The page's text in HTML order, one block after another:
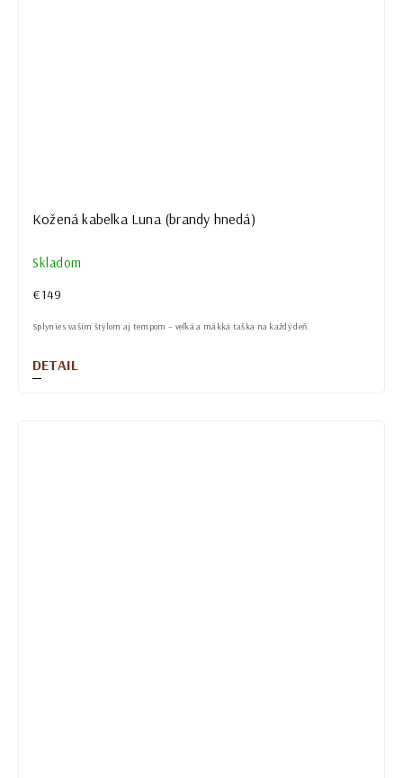
Kožená kabelka Luna (brandy hnedá)
Skladom
€149
DETAIL
Splynie s vaším štýlom aj tempom – veľká a mäkká taška na každý deň.